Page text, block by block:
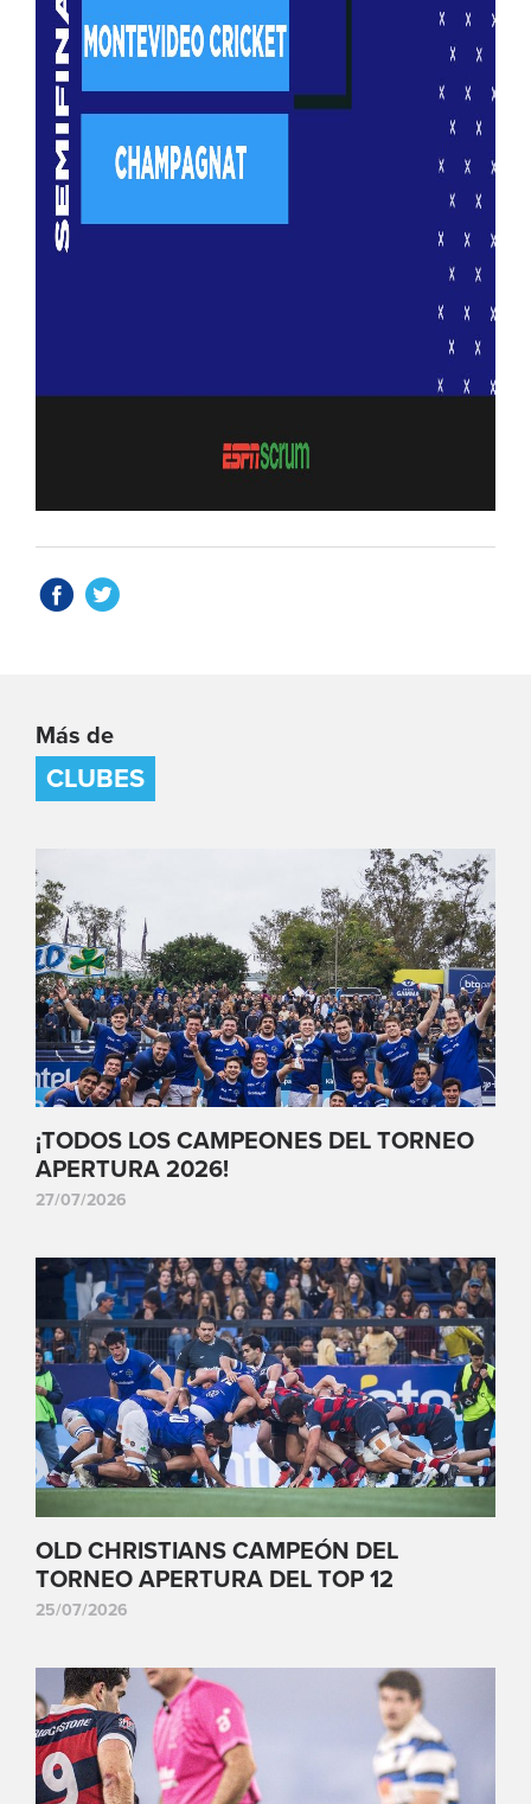
Más de
CLUBES
¡TODOS LOS CAMPEONES DEL TORNEO
APERTURA 2026!
27/07/2026
OLD CHRISTIANS CAMPEÓN DEL
TORNEO APERTURA DEL TOP 12
25/07/2026